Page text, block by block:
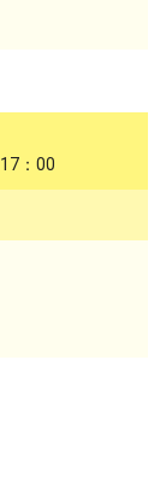
：00